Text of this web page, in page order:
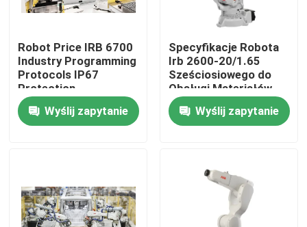
O nas
Wycieczka po fabryce
Kontrola jakości
Sprawy
Robot Price IRB 6700
Industry Programming
Protocols IP67
Protection
Wyślij zapytanie
Specyfikacje Robota
Irb 2600-20/1.65
Sześciosiowego do
Obsługi Materiałów
Wyślij zapytanie